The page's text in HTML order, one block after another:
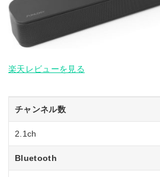
楽天レビューを見る
チャンネル数
2.1ch
Bluetooth